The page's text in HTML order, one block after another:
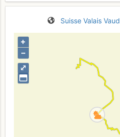
Suisse Valais Vaud
⤢
+
–